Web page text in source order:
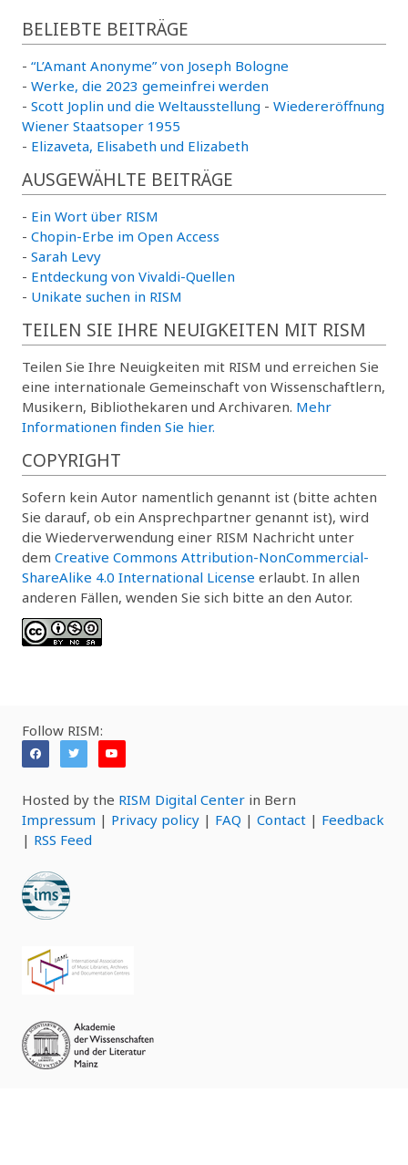
BELIEBTE BEITRÄGE
- “L’Amant Anonyme” von Joseph Bologne
- Werke, die 2023 gemeinfrei werden
- Scott Joplin und die Weltausstellung - Wiedereröffnung
Wiener Staatsoper 1955
- Elizaveta, Elisabeth und Elizabeth
AUSGEWÄHLTE BEITRÄGE
- Ein Wort über RISM
- Chopin-Erbe im Open Access
- Sarah Levy
- Entdeckung von Vivaldi-Quellen
- Unikate suchen in RISM
TEILEN SIE IHRE NEUIGKEITEN MIT RISM
Teilen Sie Ihre Neuigkeiten mit RISM und erreichen Sie
eine internationale Gemeinschaft von Wissenschaftlern,
Musikern, Bibliothekaren und Archivaren. Mehr
Informationen finden Sie hier.
COPYRIGHT
Sofern kein Autor namentlich genannt ist (bitte achten
Sie darauf, ob ein Ansprechpartner genannt ist), wird
die Wiederverwendung einer RISM Nachricht unter
dem Creative Commons Attribution-NonCommercial-
ShareAlike 4.0 International License erlaubt. In allen
anderen Fällen, wenden Sie sich bitte an den Autor.
Follow RISM:
Hosted by the RISM Digital Center in Bern
Impressum | Privacy policy | FAQ | Contact | Feedback
| RSS Feed